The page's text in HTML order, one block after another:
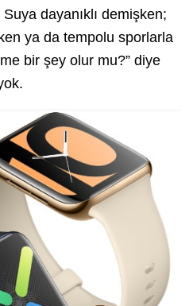
dayanıklı demişken;
ya da tempolu sporlarla
bir şey olur mu?” diye